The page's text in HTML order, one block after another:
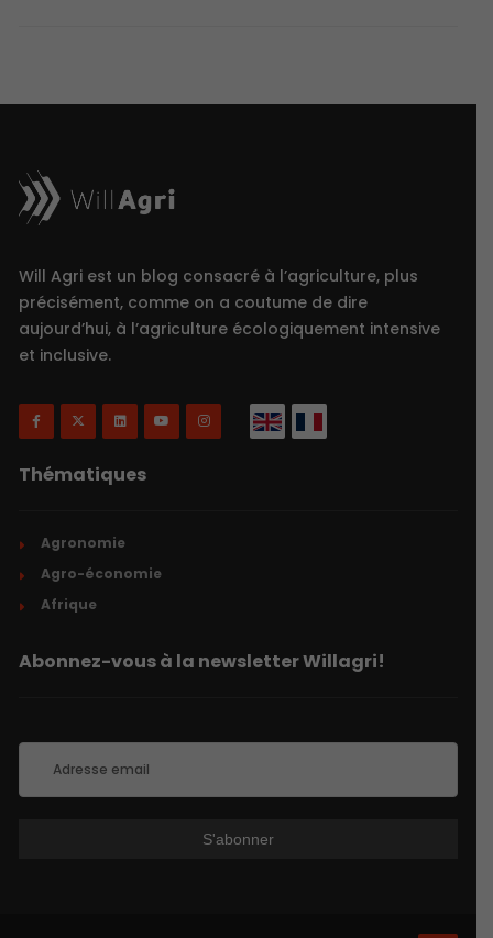
Will Agri est un blog consacré à l’agriculture, plus
précisément, comme on a coutume de dire
aujourd’hui, à l’agriculture écologiquement intensive
et inclusive.
Thématiques
Agronomie
Agro-économie
Afrique
Abonnez-vous à la newsletter Willagri!